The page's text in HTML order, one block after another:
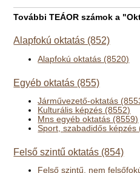
További TEÁOR számok a
Alapfokú oktatás (852)
Alapfokú oktatás (8520)
Egyéb oktatás (855)
Járművezető-oktatás
Kulturális képzés (8552)
Mns egyéb oktatás (8559)
Sport, szabadidős képzés
Felső szintű oktatás (854)
Felső szintű, nem